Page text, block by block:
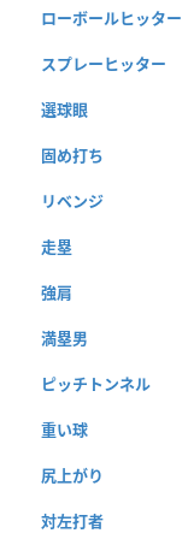
ローボールヒッター
スプレーヒッター
選球眼
固め打ち
リベンジ
走塁
強肩
満塁男
ピッチトンネル
重い球
尻上がり
対左打者